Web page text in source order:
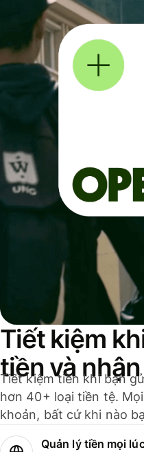
Tiết kiệm
tiền và
Tiết kiệm tiền khi bạn
hơn 40+ loại tiền tệ.
khoản, bất cứ khi nào
Quản lý tiền mọi